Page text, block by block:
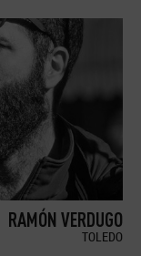
RAMÓN VERDUGO
TOLEDO